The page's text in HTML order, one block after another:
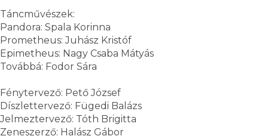
Táncművészek:
Pandora: Spala Korinna
Prometheus: Juhász Kristóf
Epimetheus: Nagy Csaba Mátyás
Továbbá: Fodor Sára
Fénytervező: Pető József
Díszlettervező: Fügedi Balázs
Jelmeztervező: Tóth Brigitta
Zeneszerző: Halász Gábor